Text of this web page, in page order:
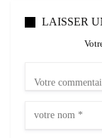
LAISSER